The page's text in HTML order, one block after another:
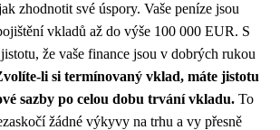
zhodnotit své úspory. Vaše peníze jsou
vkladů až do výše 100 000 EUR. S
že vaše finance jsou v dobrých rukou
li si termínovaný vklad, máte jistotu
sazby po celou dobu trvání vkladu. To
žádné výkyvy na trhu a vy přesně